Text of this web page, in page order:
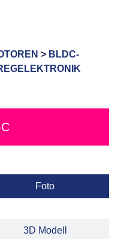
> BLDC-
Foto
3D Modell